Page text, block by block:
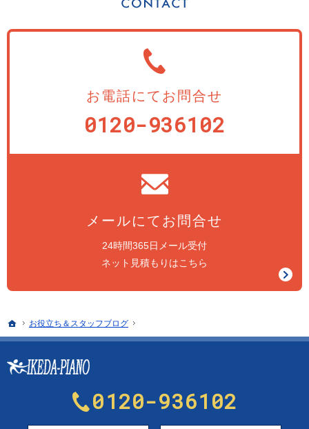
お電話にてお問合せ
0120-936102
メールにてお問合せ
24時間365日メール受付
ネット見積もりはこちら
ホーム
お役立ち＆スタッフブログ
0120-936102